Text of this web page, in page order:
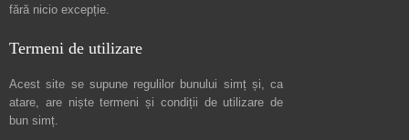
fără nicio excepție.
Termeni de utilizare
Acest site se supune regulilor bunului simț și, ca
atare, are niștetermeni și condiții de utilizare de
bun simț.